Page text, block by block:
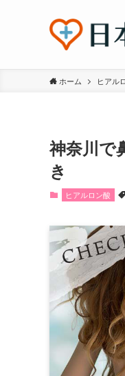
ホーム ヒアル
神奈川で
き
ヒアルロン酸